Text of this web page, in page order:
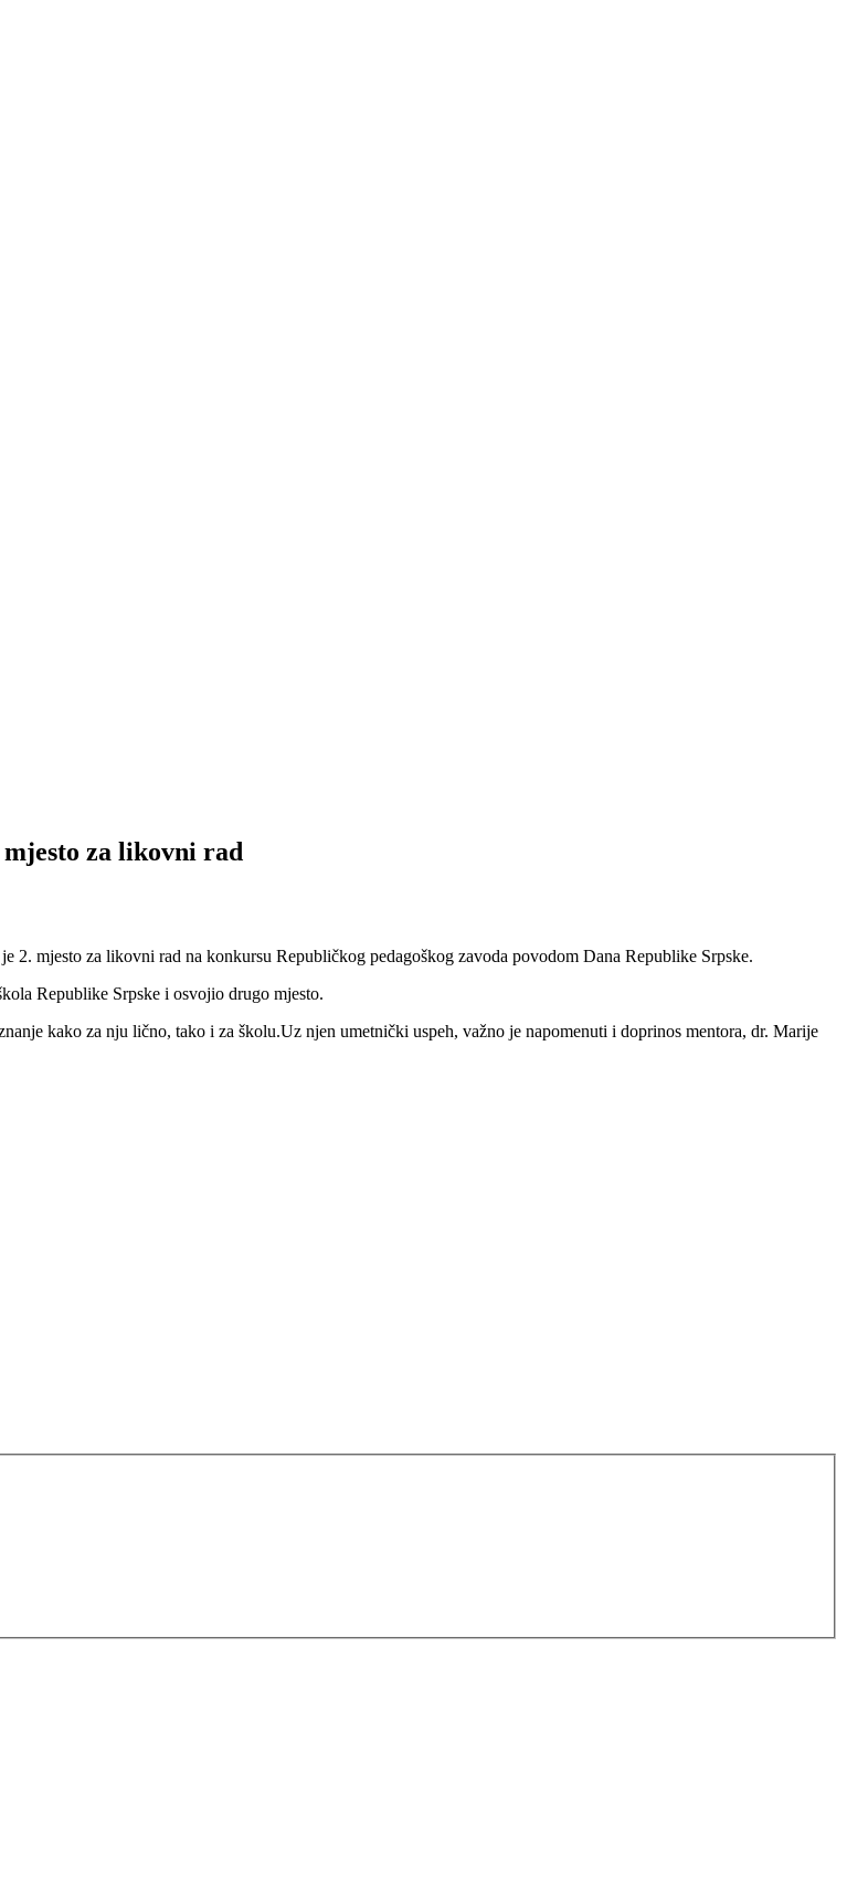
za likovni rad
mjesto za likovni rad na konkursu Republičkog pedagoškog zavoda povodom Dana Republike Srpske.
Republike Srpske i osvojio drugo mjesto.
kako za nju lično, tako i za školu.Uz njen umetnički uspeh, važno je napomenuti i doprinos mentora, dr. Marije